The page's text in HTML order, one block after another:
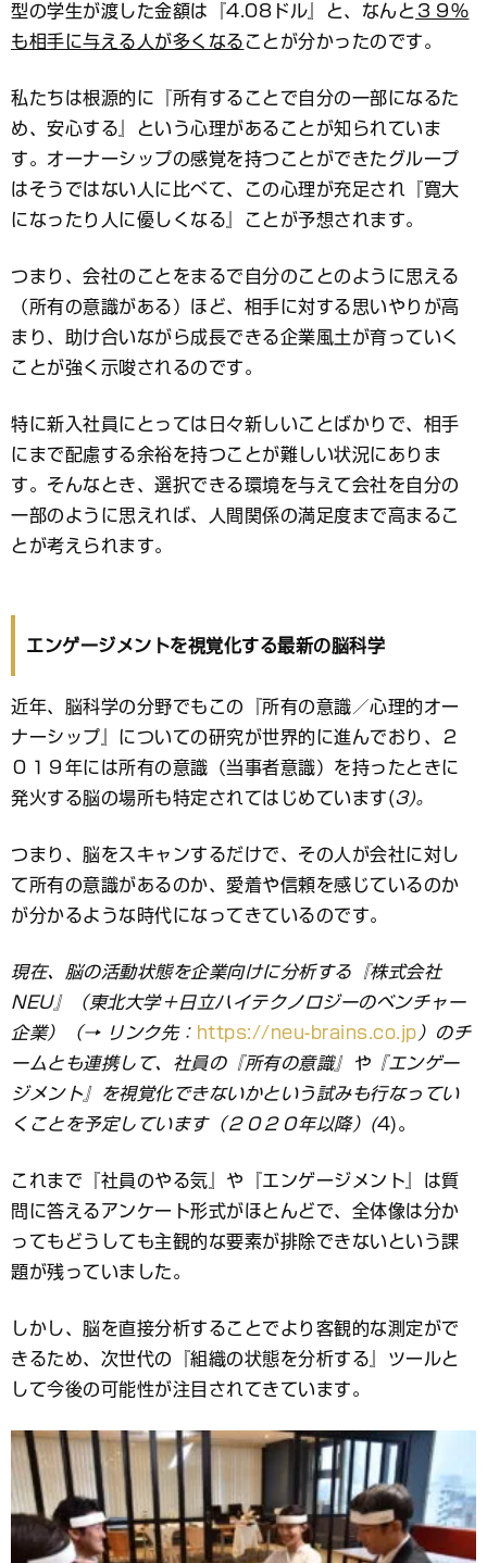
型の学生が渡した金額は『4.08ドル』と、なんと ３９％
も相手に与える人が多くなる ことが分かったのです。
私たちは根源的に『所有することで自分の一部になるた
め、安心する』という心理があることが知られていま
す。オーナーシップの感覚を持つことができたグループ
はそうではない人に比べて、この心理が充足され『寛大
になったり人に優しくなる』ことが予想されます。
つまり、会社のことをまるで自分のことのように思える
（所有の意識がある）ほど、相手に対する思いやりが高
まり、助け合いながら成長できる企業風土が育っていく
ことが強く示唆されるのです。
特に新入社員にとっては日々新しいことばかりで、相手
にまで配慮する余裕を持つことが難しい状況にありま
す。そんなとき、選択できる環境を与えて会社を自分の
一部のように思えれば、人間関係の満足度まで高まるこ
とが考えられます。
エンゲージメントを視覚化する最新の脳科学
近年、脳科学の分野でもこの『所有の意識／心理的オー
ナーシップ』についての研究が世界的に進んでおり、２
０１９年には所有の意識（当事者意識）を持ったときに
発火する脳の場所も特定されてはじめています(3)。
つまり、脳をスキャンするだけで、その人が会社に対し
て所有の意識があるのか、愛着や信頼を感じているのか
が分かるような時代になってきているのです。
現在、脳の活動状態を企業向けに分析する『株式会社
NEU』（東北大学＋日立ハイテクノロジーのベンチャー
企業）（→ リンク先： https://neu-brains.co.jp ）のチ
ームとも連携して、社員の『所有の意識』や『エンゲー
ジメント』を視覚化できないかという試みも行なってい
くことを予定しています（２０２０年以降）(4)。
これまで『社員のやる気』や『エンゲージメント』は質
問に答えるアンケート形式がほとんどで、全体像は分か
ってもどうしても主観的な要素が排除できないという課
題が残っていました。
しかし、脳を直接分析することでより客観的な測定がで
きるため、次世代の『組織の状態を分析する』ツールと
して今後の可能性が注目されてきています。